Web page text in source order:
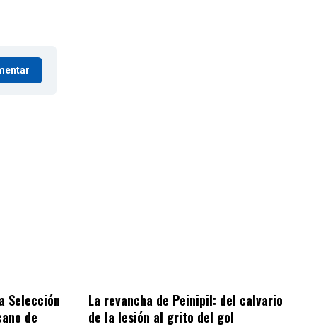
Selección
de
La revancha de Peinipil: del calvario
de la lesión al grito del gol